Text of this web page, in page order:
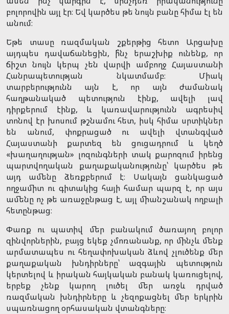
բոլորովին այլ էր։ Եվ կարծես թե նույն բանը հիմա էլ են
անում։
Եթե տասը ռազմական շքերթից հետո Արցախը
այդպես դավաճանեցին, ի՞նչ երաշխիք ունենք, որ
ճիշտ նույն կերպ չեն վարվի ամբողջ Հայաստանի
Հանրապետության նկատմամբ։ Միակ
տարբերությունն այն է, որ այն ժամանակ
հաղթանակած պետություն էինք, ավելի լավ
դիրքերում էինք, և կառավարությունն ագրեսիվ
տոնով էր խոսում թշնամու հետ, իսկ հիմա սրտիկներ
են անում, փոքրացած ու ավելի վտանգված
Հայաստանի քարտեզ են ցուցադրում և կեղծ
«խաղաղության» լոզունգների տակ քարոզում իրենց
պարտվողական քաղաքականությունը՝ կարծես թե
այդ ամենը ձեռքբերում է։ Սակայն ցանկացած
ողջամիտ ու գիտակից հայի համար պարզ է, որ այս
ամենը ոչ թե առաջընթաց է, այլ միանշանակ ողբալի
հետընթաց։
Փառք ու պատիվ մեր բանակում ծառայող բոլոր
զինվորներին, բայց եկեք չմոռանանք, որ մինչև մենք
արմատապես ու հեղափոխական ձևով չլուծենք մեր
քաղաքական խնդիրները՝ ազգային պետություն
կերտելով և իրական հայկական բանակ կառուցելով,
երբեք չենք կարող լուծել մեր առջև դրված
ռազմական խնդիրները և չեզոքացնել մեր երկրին
սպառնացող օրհասական վտանգները։